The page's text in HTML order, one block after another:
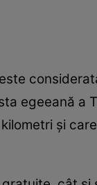
egeeană a
și